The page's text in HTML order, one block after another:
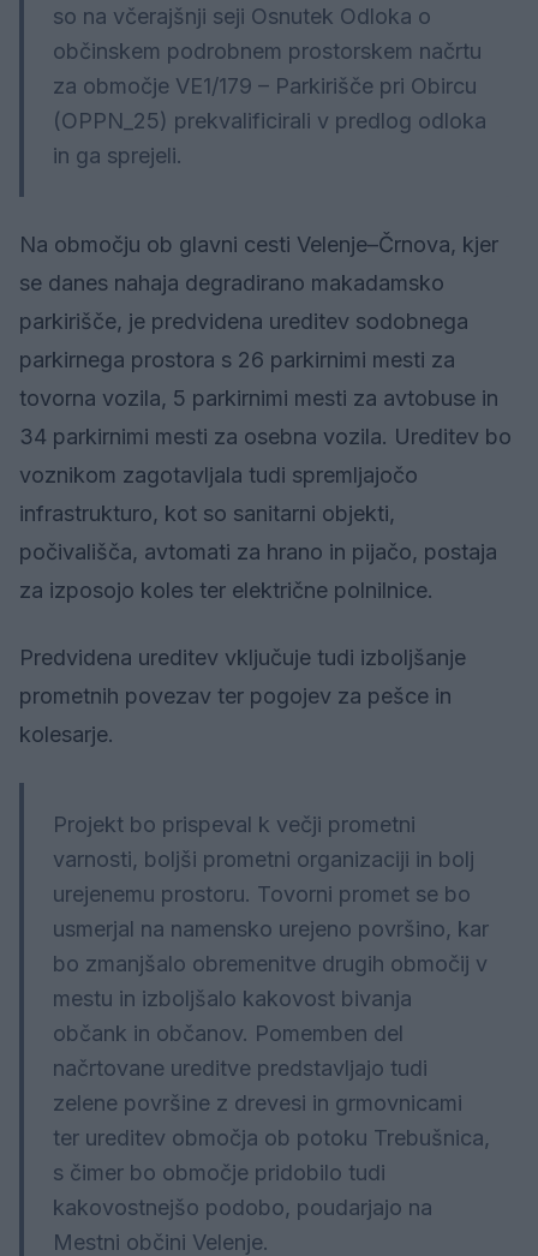
so na včerajšnji seji Osnutek Odloka o
občinskem podrobnem prostorskem načrtu
za območje VE1/179 – Parkirišče pri Obircu
(OPPN_25) prekvalificirali v predlog odloka
in ga sprejeli.
Na območju ob glavni cesti Velenje–Črnova, kjer
se danes nahaja degradirano makadamsko
parkirišče, je predvidena ureditev sodobnega
parkirnega prostora s 26 parkirnimi mesti za
tovorna vozila, 5 parkirnimi mesti za avtobuse in
34 parkirnimi mesti za osebna vozila. Ureditev bo
voznikom zagotavljala tudi spremljajočo
infrastrukturo, kot so sanitarni objekti,
počivališča, avtomati za hrano in pijačo, postaja
za izposojo koles ter električne polnilnice.
Predvidena ureditev vključuje tudi izboljšanje
prometnih povezav ter pogojev za pešce in
kolesarje.
Projekt bo prispeval k večji prometni
varnosti, boljši prometni organizaciji in bolj
urejenemu prostoru. Tovorni promet se bo
usmerjal na namensko urejeno površino, kar
bo zmanjšalo obremenitve drugih območij v
mestu in izboljšalo kakovost bivanja
občank in občanov. Pomemben del
načrtovane ureditve predstavljajo tudi
zelene površine z drevesi in grmovnicami
ter ureditev območja ob potoku Trebušnica,
s čimer bo območje pridobilo tudi
kakovostnejšo podobo, poudarjajo na
Mestni občini Velenje.